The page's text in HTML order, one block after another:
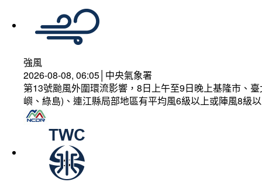
強風
2026-08-08, 06:05│中央氣象署
第13號颱風外圍環流影響，8日上午至9日晚上基隆市、
嶼、綠島)、連江縣局部地區有平均風6級以上或陣風8級